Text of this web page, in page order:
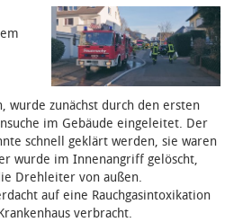
wurde zunächst durch den ersten
im Gebäude eingeleitet. Der
schnell geklärt werden, sie waren
wurde im Innenangriff gelöscht,
Drehleiter von außen.
auf eine Rauchgasintoxikation
verbracht.